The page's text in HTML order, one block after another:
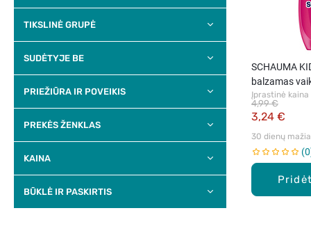
TIKSLINĖ GRUPĖ
SUDĖTYJE BE
PRIEŽIŪRA IR POVEIKIS
PREKĖS ŽENKLAS
KAINA
BŪKLĖ IR PASKIRTIS
SCHAUMA
balzamas
Įprastinė kaina
3,24 €
4,99 €
30 dienų
0